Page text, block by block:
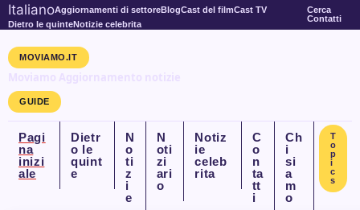
ItalianoAggiornamenti di settoreBlogCast del filmCast TV
Dietro le quinteNotizie celebrita
Cerca
Contatti
MOVIAMO.IT
Moviamo Aggiornamento notizie
GUIDE
Pagi
na
inizi
ale
Dietr
o le
quint
e
N
o
ti
z
i
e
N
oti
zi
ari
o
Notiz
ie
celeb
rita
C
o
n
ta
tt
i
Ch
i
si
a
m
o
T
o
p
i
c
s